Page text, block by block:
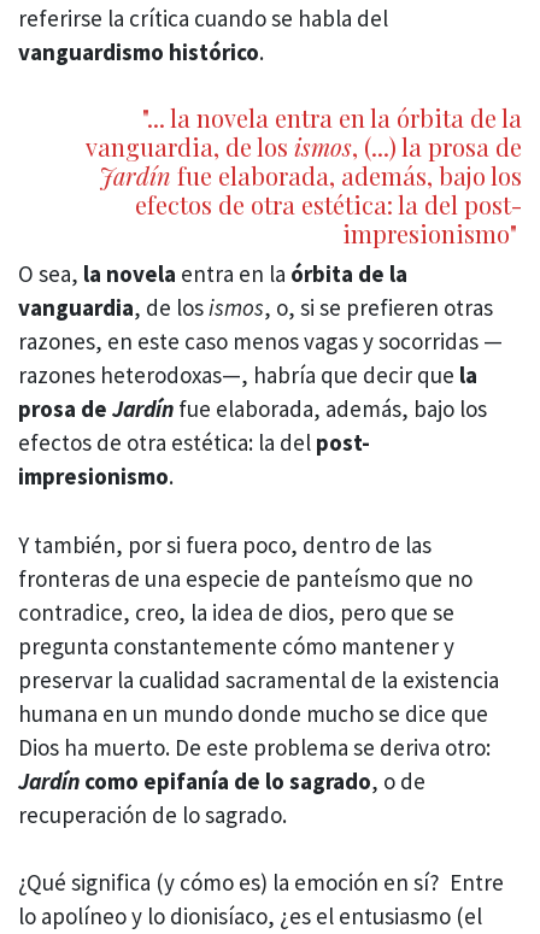
referirse la crítica cuando se habla del
vanguardismo histórico.
"... la novela entra en la órbita de la
vanguardia, de los ismos, (...) la prosa de
Jardín fue elaborada, además, bajo los
efectos de otra estética: la del post-
impresionismo"
O sea, la novela entra en la órbita de la
vanguardia, de losismos, o, si se prefieren otras
razones, en este caso menos vagas y socorridas —
razones heterodoxas—, habría que decir que la
prosa de Jardín fue elaborada, además, bajo los
efectos de otra estética: la del post-
impresionismo.
Y también, por si fuera poco, dentro de las
fronteras de una especie de panteísmo que no
contradice, creo, la idea de dios, pero que se
pregunta constantemente cómo mantener y
preservar la cualidad sacramental de la existencia
humana en un mundo donde mucho se dice que
Dios ha muerto. De este problema se deriva otro:
Jardín como epifanía de lo sagrado, o de
recuperación de lo sagrado.
¿Qué significa (y cómo es) la emoción en sí? Entre
lo apolíneo y lo dionisíaco, ¿es el entusiasmo (el